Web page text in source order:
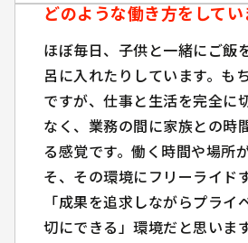
どのような働き方をして
ほぼ毎日、子供と一緒にご飯
呂に入れたりしています。も
ですが、仕事と生活を完全に
なく、業務の間に家族との時
る感覚です。働く時間や場所
そ、その環境にフリーライド
「成果を追求しながらプライ
どのような働き方をしてい
ほぼ毎日、子供と一緒にご飯
呂に入れたりしています。も
ですが、仕事と生活を完全に
なく、業務の間に家族との時
る感覚です。働く時間や場所
そ、その環境にフリーライド
「成果を追求しながらプライ
切にできる」環境だと思います